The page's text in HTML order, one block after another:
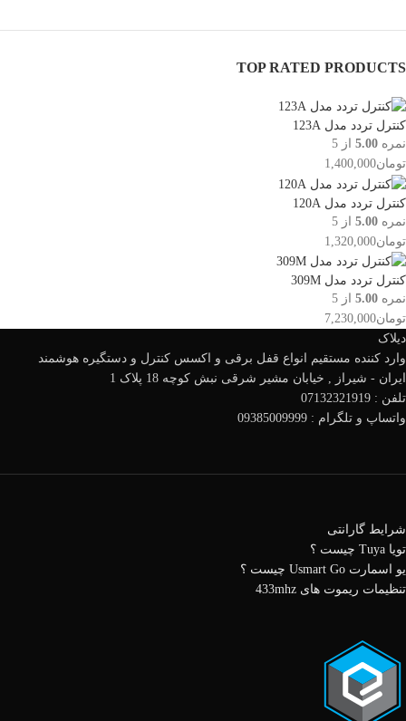
TOP RATED PRODUCTS
کنترل تردد مدل 123A
نمره 5.00 از 5
تومان1,400,000
کنترل تردد مدل 120A
نمره 5.00 از 5
تومان1,320,000
کنترل تردد مدل 309M
نمره 5.00 از 5
تومان7,230,000
دیلاک
وارد کننده مستقیم انواع قفل برقی و اکسس کنترل و دستگیره هوشمند
ایران - شیراز , خیابان مشیر شرقی نبش کوچه 18 پلاک 1
تلفن : 07132321919
واتساپ و تلگرام : 09385009999
شرایط گارانتی
تویا Tuya چیست ؟
یو اسمارت Usmart Go چیست ؟
تنظیمات ریموت های 433mhz